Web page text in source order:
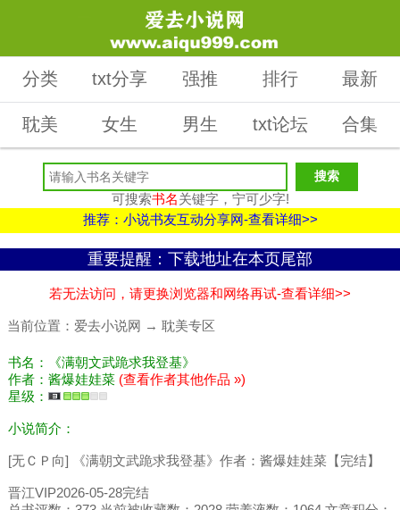
分类 txt分享 强推 排行 最新
耽美 女生 男生 txt论坛 合集
可搜索书名关键字，宁可少字!
推荐：小说书友互动分享网-查看详细>>
重要提醒：下载地址在本页尾部
若无法访问，请更换浏览器和网络再试-查看详细>>
当前位置： 爱去小说网 → 耽美专区
书名：《满朝文武跪求我登基》
作者：酱爆娃娃菜 (查看作者其他作品 »)
星级：
小说简介：
[无ＣＰ向] 《满朝文武跪求我登基》作者：酱爆娃娃菜【完结】
晋江VIP2026-05-28完结